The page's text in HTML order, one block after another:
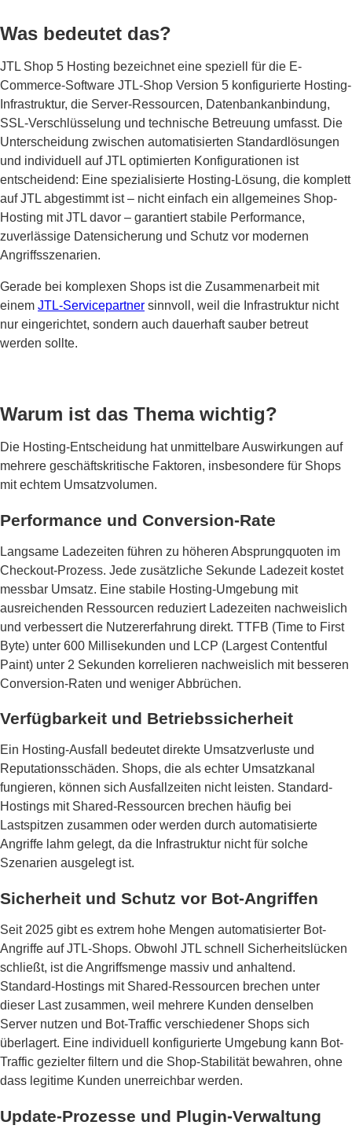
Was bedeutet das?
JTL Shop 5 Hosting bezeichnet eine speziell für die E-
Commerce-Software JTL-Shop Version 5 konfigurierte Hosting-
Infrastruktur, die Server-Ressourcen, Datenbankanbindung,
SSL-Verschlüsselung und technische Betreuung umfasst. Die
Unterscheidung zwischen automatisierten Standardlösungen
und individuell auf JTL optimierten Konfigurationen ist
entscheidend: Eine spezialisierte Hosting-Lösung, die komplett
auf JTL abgestimmt ist – nicht einfach ein allgemeines Shop-
Hosting mit JTL davor – garantiert stabile Performance,
zuverlässige Datensicherung und Schutz vor modernen
Angriffsszenarien.
Gerade bei komplexen Shops ist die Zusammenarbeit mit
einem JTL-Servicepartner sinnvoll, weil die Infrastruktur nicht
nur eingerichtet, sondern auch dauerhaft sauber betreut
werden sollte.
Warum ist das Thema wichtig?
Die Hosting-Entscheidung hat unmittelbare Auswirkungen auf
mehrere geschäftskritische Faktoren, insbesondere für Shops
mit echtem Umsatzvolumen.
Performance und Conversion-Rate
Langsame Ladezeiten führen zu höheren Absprungquoten im
Checkout-Prozess. Jede zusätzliche Sekunde Ladezeit kostet
messbar Umsatz. Eine stabile Hosting-Umgebung mit
ausreichenden Ressourcen reduziert Ladezeiten nachweislich
und verbessert die Nutzererfahrung direkt. TTFB (Time to First
Byte) unter 600 Millisekunden und LCP (Largest Contentful
Paint) unter 2 Sekunden korrelieren nachweislich mit besseren
Conversion-Raten und weniger Abbrüchen.
Verfügbarkeit und Betriebssicherheit
Ein Hosting-Ausfall bedeutet direkte Umsatzverluste und
Reputationsschäden. Shops, die als echter Umsatzkanal
fungieren, können sich Ausfallzeiten nicht leisten. Standard-
Hostings mit Shared-Ressourcen brechen häufig bei
Lastspitzen zusammen oder werden durch automatisierte
Angriffe lahm gelegt, da die Infrastruktur nicht für solche
Szenarien ausgelegt ist.
Sicherheit und Schutz vor Bot-Angriffen
Seit 2025 gibt es extrem hohe Mengen automatisierter Bot-
Angriffe auf JTL-Shops. Obwohl JTL schnell Sicherheitslücken
schließt, ist die Angriffsmenge massiv und anhaltend.
Standard-Hostings mit Shared-Ressourcen brechen unter
dieser Last zusammen, weil mehrere Kunden denselben
Server nutzen und Bot-Traffic verschiedener Shops sich
überlagert. Eine individuell konfigurierte Umgebung kann Bot-
Traffic gezielter filtern und die Shop-Stabilität bewahren, ohne
dass legitime Kunden unerreichbar werden.
Update-Prozesse und Plugin-Verwaltung